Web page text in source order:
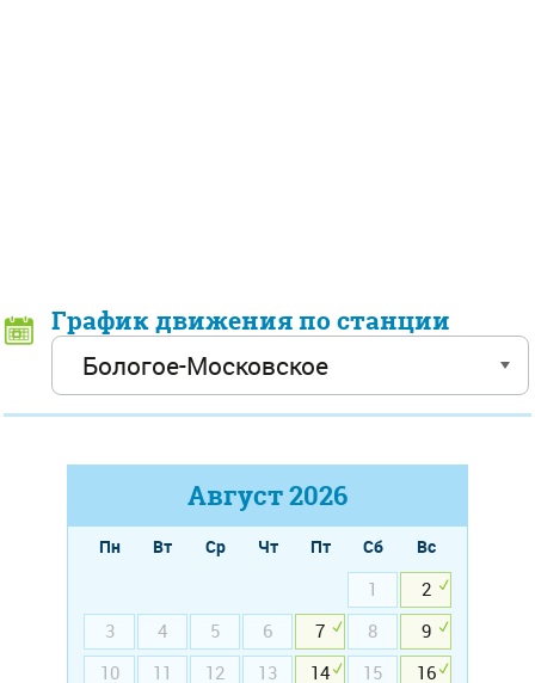
График движения по станции
Август2026
Пн Вт Ср Чт Пт Сб
Вс
1
2
3
4 5 6 7 8
9
10
11 12 13 14 15
16